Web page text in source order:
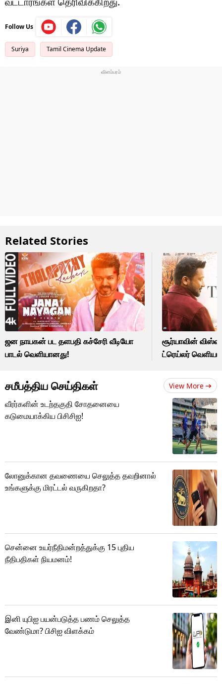
Follow Us
Suriya Tamil Cinema Update
Related Stories
ஜன நாயகன் பட தளபதி கச்சேரி வீடியோ
பாடல் வெளியானது!
சூர்யாவின்
ட்ரெய்லர்
சமீபத்திய செய்திகள் View More
வீரர்களின் உடற்தகுதி சோதனையை
கடுமையாக்கிய பிசிசிஐ!
லோனுக்கான தவணையை செலுத்த தவறினால்
உங்களுக்கு மிரட்டல் வருகிறதா?
சென்னை உயர்நீதிமன்றத்துக்கு 15 புதிய
நீதிபதிகள் நியமனம்!
இனி யுபிஐ பயன்படுத்த பணம் செலுத்த
வேண்டுமா? பிசிஐ விளக்கம்